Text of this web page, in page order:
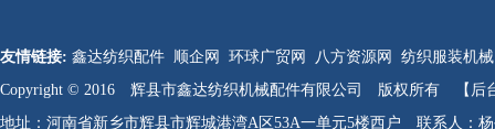
友情链接: 鑫达纺织配件 顺企网 环球广贸网 八方资源网
纺织服装机
Copyright © 2016 辉县市鑫达纺织机械配件有限公司 版权所有
【后
地址：河南省新乡市辉县市辉城港湾A区53A一单元5楼西户 联系人：